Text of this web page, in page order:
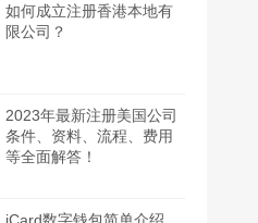
如何成立注册香港本地有
限公司？
2023年最新注册美国公司
条件、资料、流程、费用
等全面解答！
iCard数字钱包简单介绍